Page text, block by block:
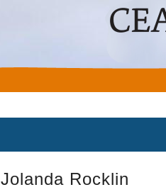
Jolanda Rocklin